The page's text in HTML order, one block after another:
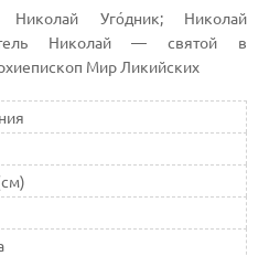
Николай Уго́дник; Николай
Николай — святой в
Мир Ликийских